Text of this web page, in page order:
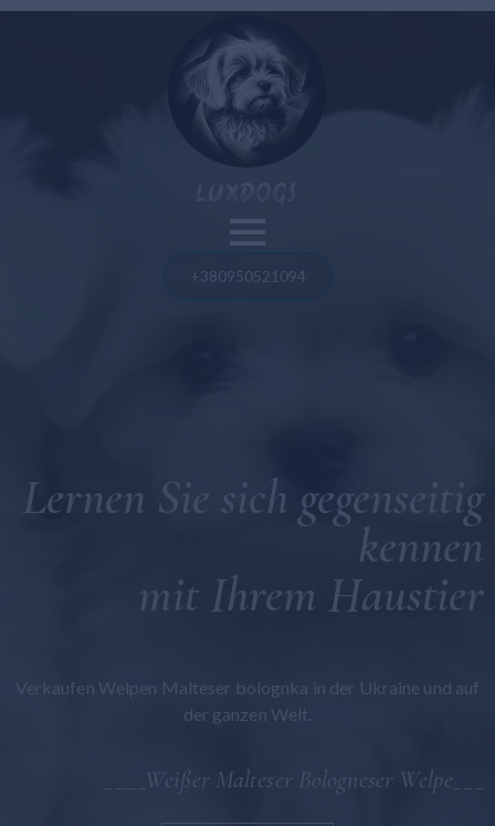
LUXDOGS
Malteser Bolognese
+380950521094
Lernen Sie sich gegenseitig
kennen
mit Ihrem Haustier
Verkaufen Welpen Malteser bolognka in der Ukraine und auf
der ganzen Welt.
____Weißer Malteser Bologneser Welpe___